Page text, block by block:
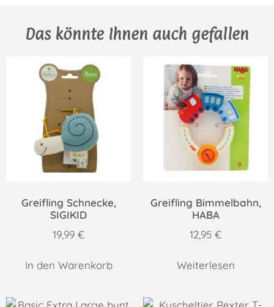
Das könnte Ihnen auch gefallen
Greifling Schnecke,
SIGIKID
19,99 €
In den Warenkorb
Greifling Bimmelbahn,
HABA
12,95 €
Weiterlesen